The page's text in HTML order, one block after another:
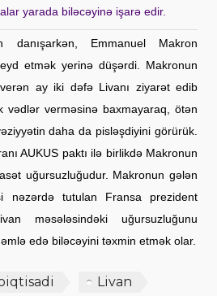
yarada biləcəyinə işarə edir.
danışarkən, Emmanuel Makron
etmək yerinə düşərdi. Makronun
ay iki dəfə Livanı ziyarət edib
vədlər verməsinə baxmayaraq, ötən
daha da pisləşdiyini görürük.
AUKUS paktı ilə birlikdə Makronun
uğursuzluğudur. Makronun gələn
nəzərdə tutulan Fransa prezident
məsələsindəki uğursuzluğunu
edə biləcəyini təxmin etmək olar.
Livan